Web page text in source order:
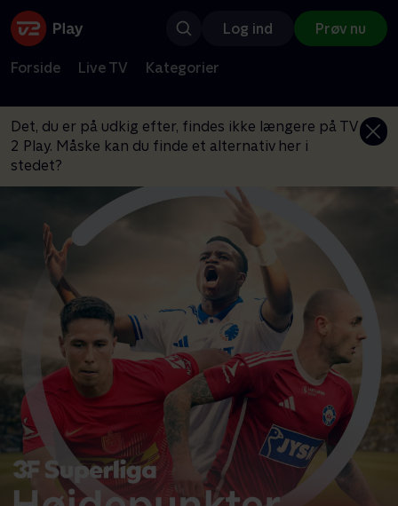
Log ind Prøv nu
Forside Live TV Kategorier
Det, du er på udkig efter, findes ikke længere på TV
2 Play. Måske kan du finde et alternativ her i
stedet?